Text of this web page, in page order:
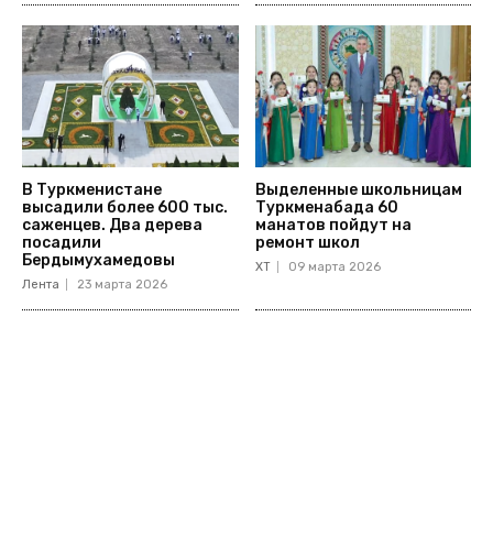
В Туркменистане
высадили более 600 тыс.
саженцев. Два дерева
посадили
Бердымухамедовы
Лента 23 марта 2026
Выделенные школьницам
Туркменабада 60
манатов пойдут на
ремонт школ
ХТ 09 марта 2026